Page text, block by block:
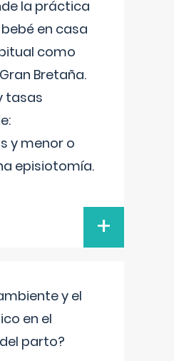
la práctica
en casa
como
Bretaña.
tasas
y menor o
episiotomía.
+
y el
en el
parto?